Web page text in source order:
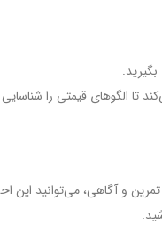
تا الگوهای قیمتی را
و آگاهی، می‌توانید این